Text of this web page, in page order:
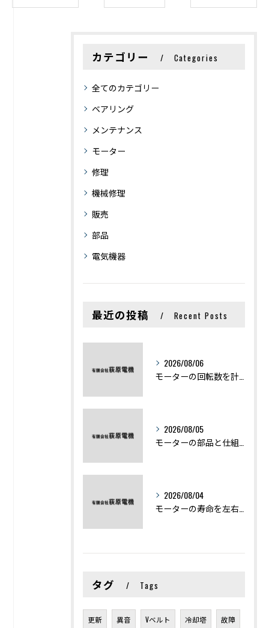
カテゴリー Categories
全てのカテゴリー
ベアリング
メンテナンス
モーター
修理
機械修理
販売
部品
電気機器
最近の投稿 Recent Posts
2026/08/06
2026/08/05
2026/08/04
タグ Tags
更新 異音 Vベルト 冷却塔 故障